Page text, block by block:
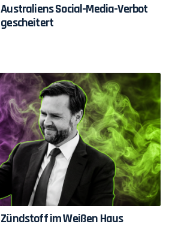
Australiens Social-Media-Verbot
gescheitert
Zündstoff im Weißen Haus